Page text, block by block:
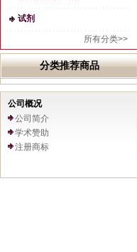
试剂
所有分类>>
分类推荐商品
公司概况
公司简介
学术赞助
注册商标